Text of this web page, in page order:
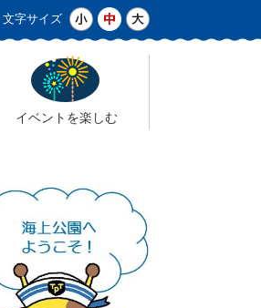
文字サイズ
イベントを楽しむ